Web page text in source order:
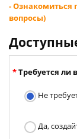
- Ознакомиться
вопросы)
Требуется ли
Не
Да,